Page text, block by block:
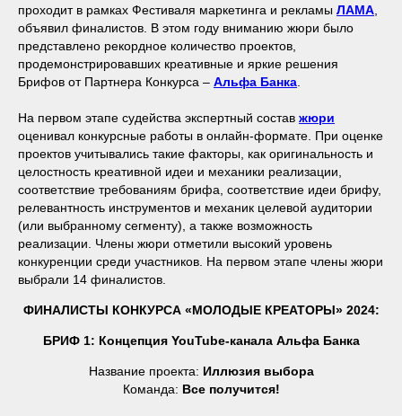
проходит в рамках Фестиваля маркетинга и рекламы ЛАМА
объявил финалистов. В этом году вниманию жюри было
представлено рекордное количество проектов,
продемонстрировавших креативные и яркие решения
Брифов от Партнера Конкурса – Альфа Банка
На первом этапе судейства экспертный состав жюри
оценивал конкурсные работы в онлайн-формате. При оценке
проектов учитывались такие факторы, как оригинальность и
целостность креативной идеи и механики реализации,
соответствие требованиям брифа, соответствие идеи брифу,
релевантность инструментов и механик целевой аудитории
(или выбранному сегменту), а также возможность
реализации. Члены жюри отметили высокий уровень
конкуренции среди участников. На первом этапе члены жюри
выбрали 14 финалистов.
ФИНАЛИСТЫ КОНКУРСА «МОЛОДЫЕ КРЕАТОРЫ» 2024:
БРИФ 1: Концепция YouTube-канала Альфа Банка
Название проекта: Иллюзия выбора
Команда: Все получится!